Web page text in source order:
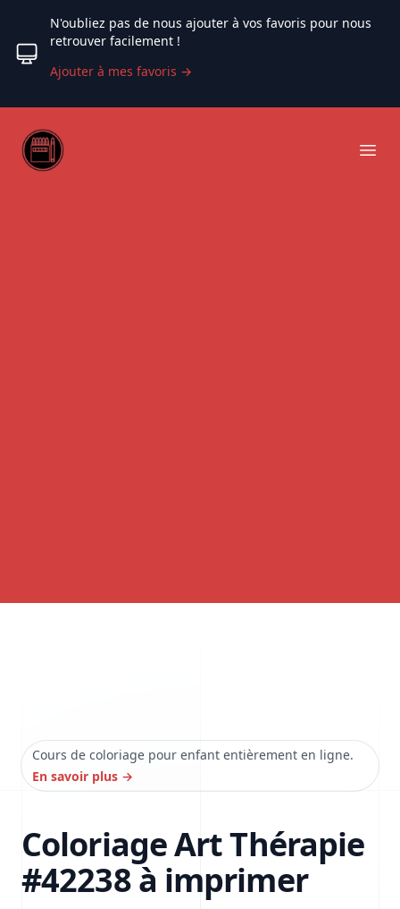
N'oubliez pas de nous ajouter à vos favoris pour nous
retrouver facilement !
Ajouter à mes favoris →
Web coloriage
Cours de coloriage pour enfant entièrement en ligne.
En savoir plus →
Coloriage Art Thérapie
#42238 à imprimer